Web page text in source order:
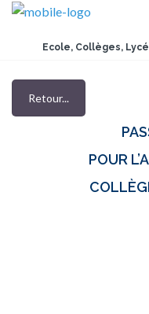
Ecole, Collèges,
Retour...
POUR